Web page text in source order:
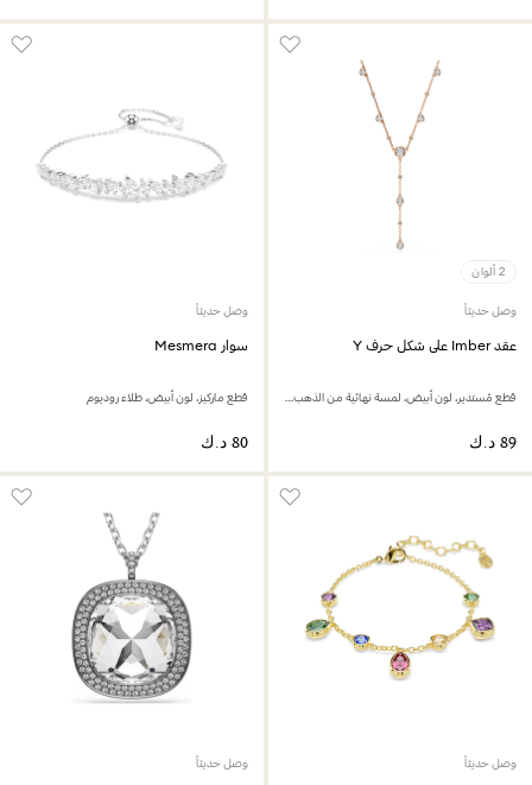
2 ألوان
وصل حديثاً
عقد Imber على شكل حرف Y
قطع مُستدير، لون أبيض، لمسة نهائية من الذهب الوردي عيار 18 قيراط
وصل حديثاً
سوار Mesmera
قطع ماركيز، لون أبيض، طلاء روديوم
وصل حديثاً وصل حديثاً